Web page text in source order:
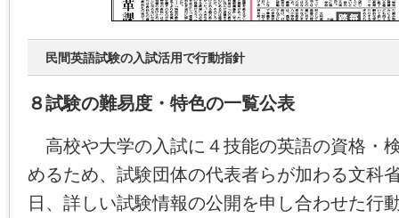
民間英語試験の入試活用で行動指針
８試験の難易度・特色の一覧公表
高校や大学の入試に４技能の英語の資格・
めるため、試験団体の代表者らが加わる文科
日、詳しい試験情報の公開を申し合わせた行